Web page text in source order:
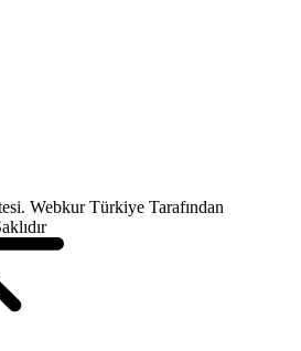
Webkur Türkiye Tarafından